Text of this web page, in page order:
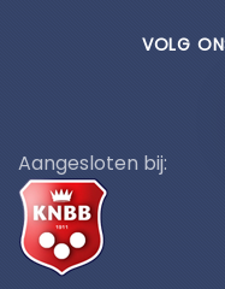
VOLG
Aangesloten bij: